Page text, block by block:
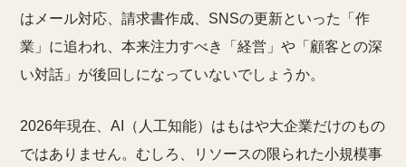
はメール対応、請求書作成、SNSの更新といった「作
業」に追われ、本来注力すべき「経営」や「顧客との深
い対話」が後回しになっていないでしょうか。
2026年現在、AI（人工知能）はもはや大企業だけのもの
ではありません。むしろ、リソースの限られた小規模事